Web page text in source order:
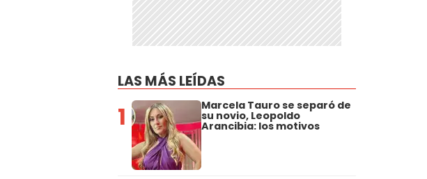
LAS MÁS LEÍDAS
1 Marcela Tauro se separó de
su novio, Leopoldo
Arancibia: los motivos